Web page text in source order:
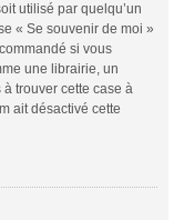
utilisé par quelqu’un
« Se souvenir de moi »
si vous
une librairie, un
trouver cette case à
ait désactivé cette